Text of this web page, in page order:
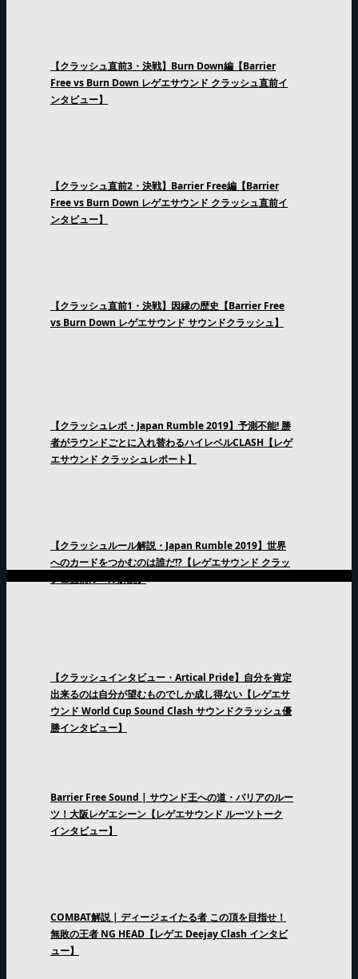
【クラッシュ直前3・決戦】Burn Down編【Barrier
Free vs Burn Down レゲエサウンド クラッシュ直前イ
ンタビュー】
【クラッシュ直前2・決戦】Barrier Free編【Barrier
Free vs Burn Down レゲエサウンド クラッシュ直前イ
ンタビュー】
【クラッシュ直前1・決戦】因縁の歴史【Barrier Free
vs Burn Down レゲエサウンド サウンドクラッシュ】
【クラッシュレポ・Japan Rumble 2019】予測不能! 勝
者がラウンドごとに入れ替わるハイレベルCLASH【レゲ
エサウンド クラッシュレポート】
【クラッシュルール解説・Japan Rumble 2019】世界
へのカードをつかむのは誰だ!?【レゲエサウンド クラッ
シュ直前ルール解説】
【クラッシュインタビュー・Artical Pride】自分を肯定
出来るのは自分が望むものでしか成し得ない【レゲエサ
ウンド World Cup Sound Clash サウンドクラッシュ優
勝インタビュー】
Barrier Free Sound | サウンド王への道・バリアのルー
ツ！大阪レゲエシーン【レゲエサウンド ルーツトーク
インタビュー】
COMBAT解説 | ディージェイたる者 この頂を目指せ！
無敗の王者 NG HEAD【レゲエ Deejay Clash インタビ
ュー】